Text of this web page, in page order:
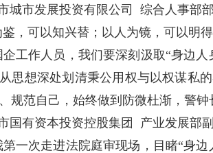
城市发展投资有限公司 综合人事部
，可以知兴替；以人为镜，可以明
工作人员，我们要深刻汲取“身边
思想深处划清秉公用权与以权谋私
规范自己，始终做到防微杜渐，警钟
国有资本投资控股集团 产业发展部
一次走进法院庭审现场，目睹“身